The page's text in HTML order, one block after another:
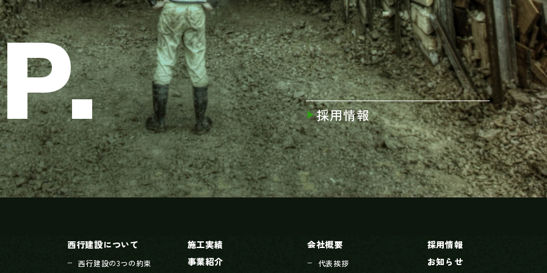
採用情報
西行建設について
西行建設の3つの約束
施工実績
事業紹介
会社概要
代表挨拶
採用情報
お知らせ